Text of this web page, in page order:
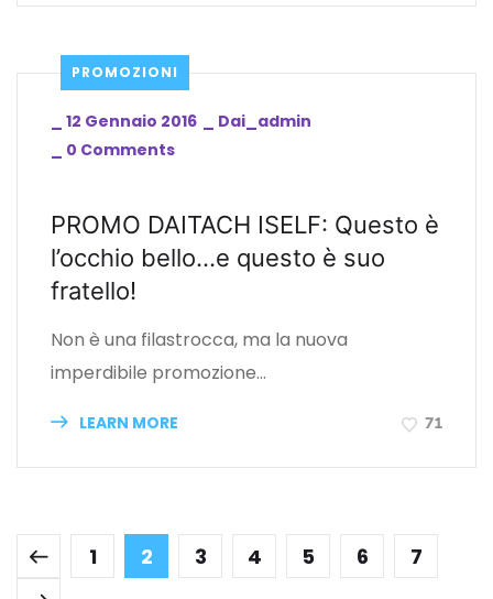
PROMOZIONI
12 Gennaio 2016
Dai_admin
0 Comments
PROMO DAITACH ISELF: Questo è
l’occhio bello…e questo è suo
fratello!
Non è una filastrocca, ma la nuova
imperdibile promozione…
LEARN MORE 71
1 2 3 4 5 6 7